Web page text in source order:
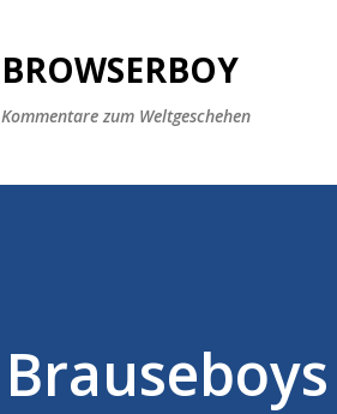
BROWSERBOY
Kommentare zum Weltgeschehen